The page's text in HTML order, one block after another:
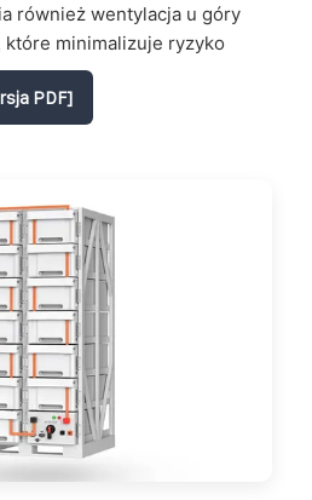
również wentylacja u góry
minimalizuje ryzyko
PDF]